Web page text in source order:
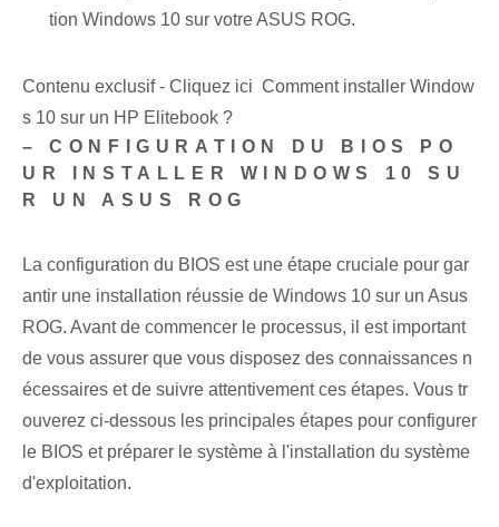
tion ⁤Windows 10‍ sur votre ASUS⁢ ROG.
Contenu exclusif - Cliquez ici Comment installer Window
s 10 sur un HP Elitebook ?
– CONFIGURATION DU BIOS PO
UR INSTALLER WINDOWS 10 SU
R UN ASUS ROG
La configuration du BIOS est une étape cruciale pour gar
antir une installation réussie de Windows 10 sur un Asus
ROG. ‌Avant de commencer le processus, il est important
de vous assurer que vous disposez des connaissances n
écessaires ⁣et de suivre attentivement ces étapes⁣. Vous tr
ouverez ci-dessous les principales étapes pour configurer
le BIOS et préparer le système à l'installation du système
d'exploitation.